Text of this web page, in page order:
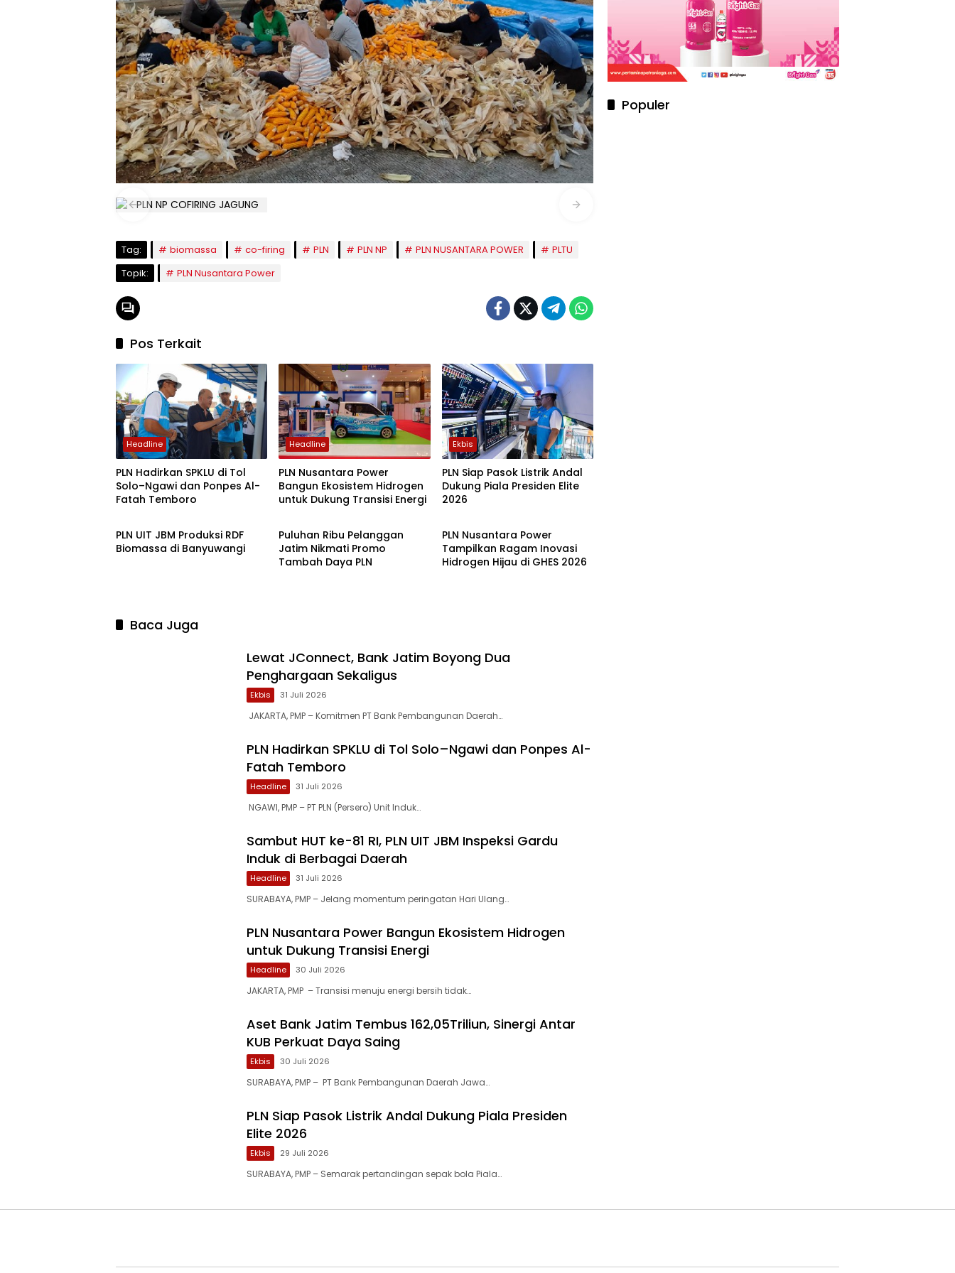
Tag: biomassa co-firing PLN PLN NP PLN NUSANTARA POWER
PLTU
Topik:
PLN Nusantara Power
Pos Terkait
Headline
PLN Hadirkan SPKLU di Tol
Solo–Ngawi dan Ponpes Al-
Fatah Temboro
Headline
PLN Nusantara Power
Bangun Ekosistem Hidrogen
untuk Dukung Transisi Energi
Ekbis
PLN Siap Pasok Listrik Andal
Dukung Piala Presiden Elite
2026
Ekbis
PLN UIT JBM Produksi RDF
Biomassa di Banyuwangi
Ekbis
Puluhan Ribu Pelanggan
Jatim Nikmati Promo
Tambah Daya PLN
Ekbis
PLN Nusantara Power
Tampilkan Ragam Inovasi
Hidrogen Hijau di GHES 2026
Baca Juga
Lewat JConnect, Bank Jatim Boyong Dua
Penghargaan Sekaligus
Ekbis 31 Juli 2026
JAKARTA, PMP – Komitmen PT Bank Pembangunan Daerah…
PLN Hadirkan SPKLU di Tol Solo–Ngawi dan Ponpes Al-
Fatah Temboro
Headline 31 Juli 2026
NGAWI, PMP – PT PLN (Persero) Unit Induk…
Sambut HUT ke-81 RI, PLN UIT JBM Inspeksi Gardu
Induk di Berbagai Daerah
Headline 31 Juli 2026
SURABAYA, PMP – Jelang momentum peringatan Hari Ulang…
PLN Nusantara Power Bangun Ekosistem Hidrogen
untuk Dukung Transisi Energi
Headline 30 Juli 2026
JAKARTA, PMP – Transisi menuju energi bersih tidak…
Aset Bank Jatim Tembus 162,05Triliun, Sinergi Antar
KUB Perkuat Daya Saing
Ekbis 30 Juli 2026
SURABAYA, PMP – PT Bank Pembangunan Daerah Jawa…
PLN Siap Pasok Listrik Andal Dukung Piala Presiden
Elite 2026
Ekbis 29 Juli 2026
SURABAYA, PMP – Semarak pertandingan sepak bola Piala…
Populer